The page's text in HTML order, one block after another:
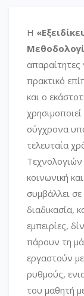
Η
απαραίτητες
πρακτικό
και ο
σύγχρονα
τελευταία
κοινωνική
συμβάλλει
διαδικασία,
εμπειρίες,
πάρουν τη
εργαστούν
ρυθμούς,
του μαθητή